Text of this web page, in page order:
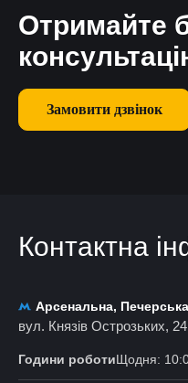
Отримайте
Замовити дзвінок
Контактна
Арсенальна, Печерська
вул. Князів Острозьких, 24
Години роботиЩодня: